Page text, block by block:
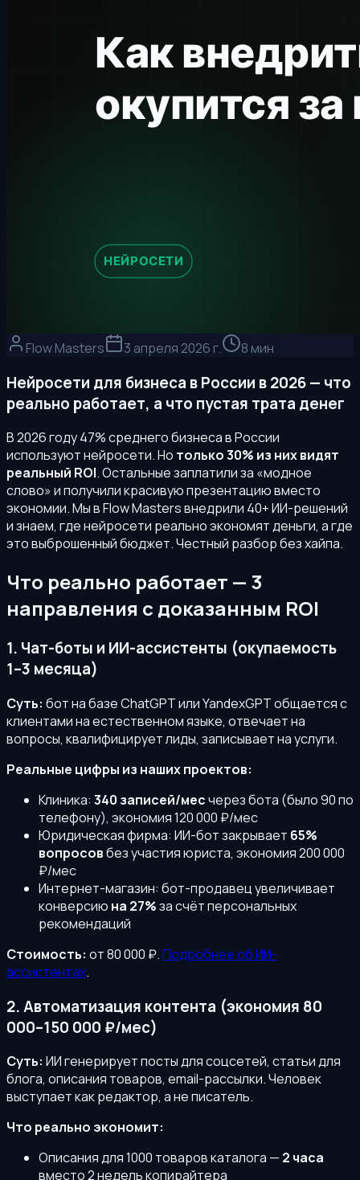
Flow Masters 3 апреля 2026 г. 8 мин
Нейросети для бизнеса в России в 2026 — что
реально работает, а что пустая трата денег
В 2026 году 47% среднего бизнеса в России
используют нейросети. Но только 30% из них видят
реальный ROI. Остальные заплатили за «модное
слово» и получили красивую презентацию вместо
экономии. Мы в Flow Masters внедрили 40+ ИИ-решений
и знаем, где нейросети реально экономят деньги, а где
это выброшенный бюджет. Честный разбор без хайпа.
Что реально работает — 3
направления с доказанным ROI
1. Чат-боты и ИИ-ассистенты (окупаемость
1–3 месяца)
Суть: бот на базе ChatGPT или YandexGPT общается с
клиентами на естественном языке, отвечает на
вопросы, квалифицирует лиды, записывает на услуги.
Реальные цифры из наших проектов:
Клиника: 340 записей/месчерез бота (было 90 по
телефону), экономия 120 000 ₽/мес
Юридическая фирма: ИИ-бот закрывает 65%
вопросовбез участия юриста, экономия 200 000
₽/мес
Интернет-магазин: бот-продавец увеличивает
конверсию на 27%за счёт персональных
рекомендаций
Стоимость: от 80 000 ₽.Подробнее об ИИ-
ассистентах.
2. Автоматизация контента (экономия 80
000–150 000 ₽/мес)
Суть: ИИ генерирует посты для соцсетей, статьи для
блога, описания товаров, email-рассылки. Человек
выступает как редактор, а не писатель.
Что реально экономит:
Описания для 1000 товаров каталога — 2 часа
вместо 2 недель копирайтера